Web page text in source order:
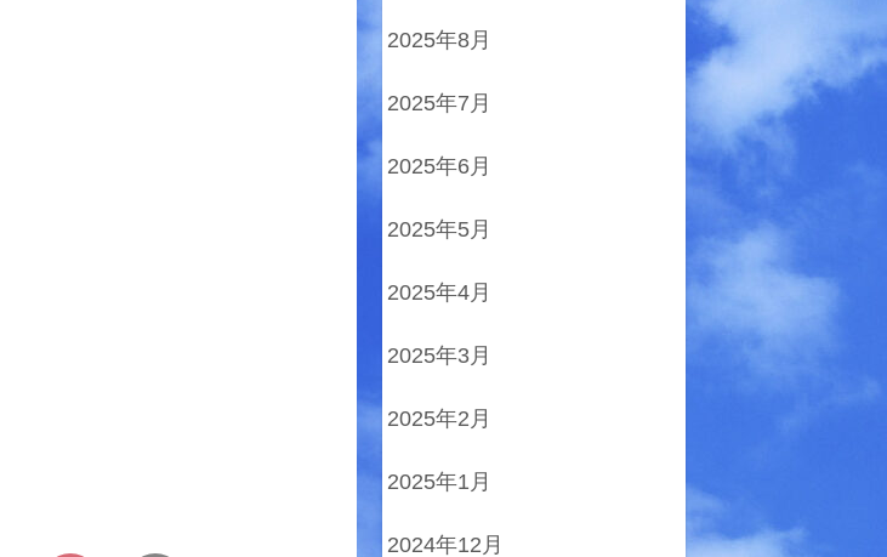
2025年8月
2025年7月
2025年6月
2025年5月
2025年4月
2025年3月
2025年2月
2025年1月
2024年12月